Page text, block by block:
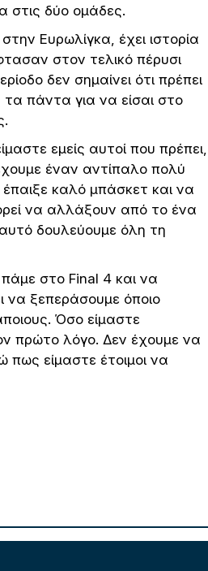
στις δύο ομάδες.
Ευρωλίγκα, έχει ιστορία
στον τελικό πέρυσι
δεν σημαίνει ότι πρέπει
πάντα για να είσαι στο
εμείς αυτοί που πρέπει,
έναν αντίπαλο πολύ
καλό μπάσκετ και να
να αλλάξουν από το ένα
δουλεύουμε όλη τη
στο Final 4 και να
να ξεπεράσουμε όποιο
Όσο είμαστε
πρώτο λόγο. Δεν έχουμε να
είμαστε έτοιμοι να